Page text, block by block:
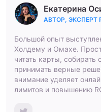
Екатерина
АВТОР, ЭКСПЕРТ
Большой опыт
Холдему и Омахе.
читать карты,
принимать верные
внимание уделяет
лимитов и повышению